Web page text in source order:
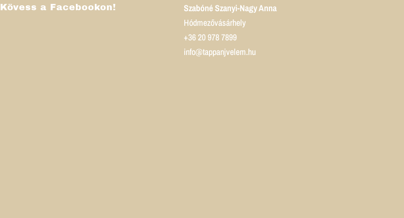
Kövess a Facebookon!
Szabóné Szanyi-Nagy Anna
Hódmezővásárhely
+36 20 978 7899
info@tappanjvelem.hu